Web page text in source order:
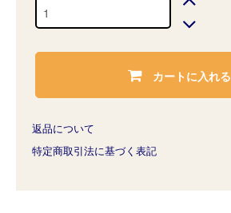
カートに入れる
返品について
特定商取引法に基づく表記